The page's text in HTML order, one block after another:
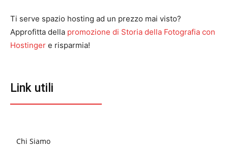
Ti serve spazio hosting ad un prezzo mai visto?
Approfitta della promozione di Storia della Fotografia con
Hostinger e risparmia!
Link utili
Chi Siamo